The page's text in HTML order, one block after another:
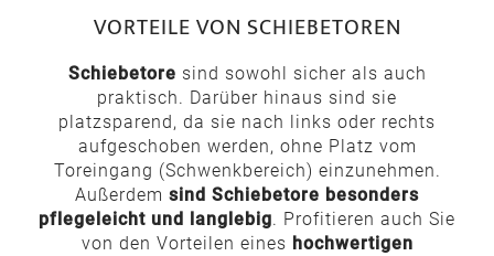
VORTEILE VON SCHIEBETOREN
Schiebetore sind sowohl sicher als auch
praktisch. Darüber hinaus sind sie
platzsparend, da sie nach links oder rechts
aufgeschoben werden, ohne Platz vom
Toreingang (Schwenkbereich) einzunehmen.
Außerdem sind Schiebetore besonders
pflegeleicht und langlebig. Profitieren auch Sie
von den Vorteilen eines hochwertigen